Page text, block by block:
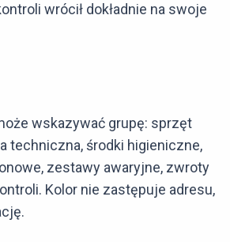
wrócił dokładnie na swoje
wskazywać grupę: sprzęt
techniczna, środki higieniczne,
zestawy awaryjne, zwroty
Kolor nie zastępuje adresu,